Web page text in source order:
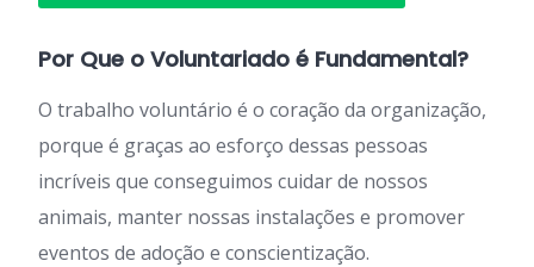
Por Que o Voluntariado é Fundamental?
O trabalho voluntário é o coração da organização,
porque é graças ao esforço dessas pessoas
incríveis que conseguimos cuidar de nossos
animais, manter nossas instalações e promover
eventos de adoção e conscientização.